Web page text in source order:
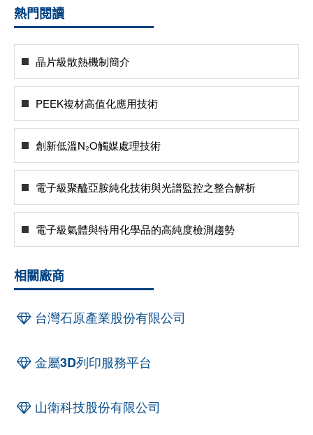
熱門閱讀
晶片級散熱機制簡介
PEEK複材高值化應用技術
創新低溫N₂O觸媒處理技術
電子級聚醯亞胺純化技術與光譜監控之整合解析
電子級氣體與特用化學品的高純度檢測趨勢
相關廠商
台灣石原產業股份有限公司
金屬3D列印服務平台
山衛科技股份有限公司